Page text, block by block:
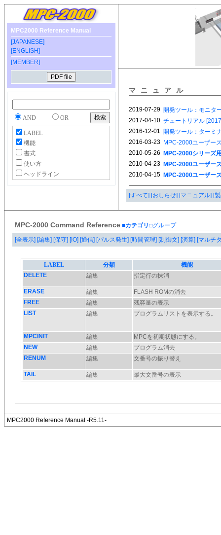
MPC2000 Reference Manual
[JAPANESE]
[ENGLISH]
[MEMBER]
AND OR
LABEL
機能
書式
使い方
ヘッドライン
マニュアル
[すべて] [おしらせ] [マニュアル] [
MPC-2000 Command Reference ■カテゴリ□グループ
[全表示] [編集] [保守] [IO] [通信] [パルス発生] [時間管理] [制御文] [演算] [マルチ
MPC2000 Reference Manual -R5.11-